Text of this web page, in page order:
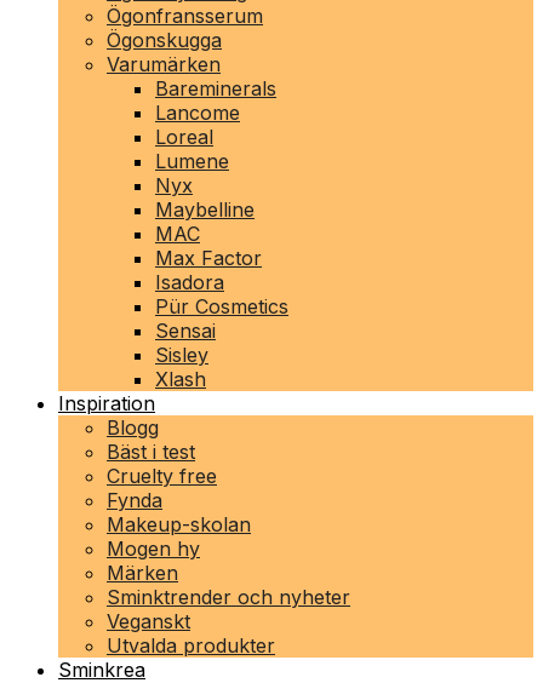
Ögonfransserum
Ögonskugga
Varumärken
Bareminerals
Lancome
Loreal
Lumene
Nyx
Maybelline
MAC
Max Factor
Isadora
Pür Cosmetics
Sensai
Sisley
Xlash
Inspiration
Blogg
Bäst i test
Cruelty free
Fynda
Makeup-skolan
Mogen hy
Märken
Sminktrender och nyheter
Veganskt
Utvalda produkter
Sminkrea